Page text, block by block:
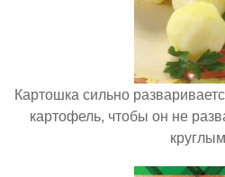
Картошка сильно
картофель, чтобы он не